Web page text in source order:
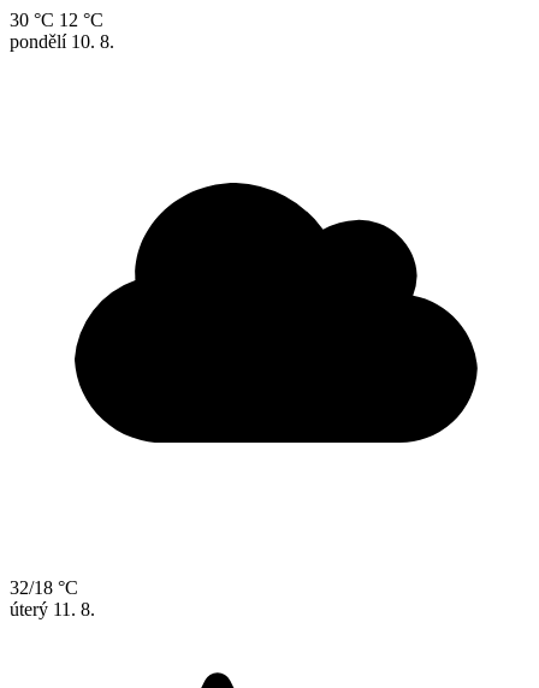
30 °C 12 °C
pondělí 10. 8.
32/18 °C
úterý 11. 8.